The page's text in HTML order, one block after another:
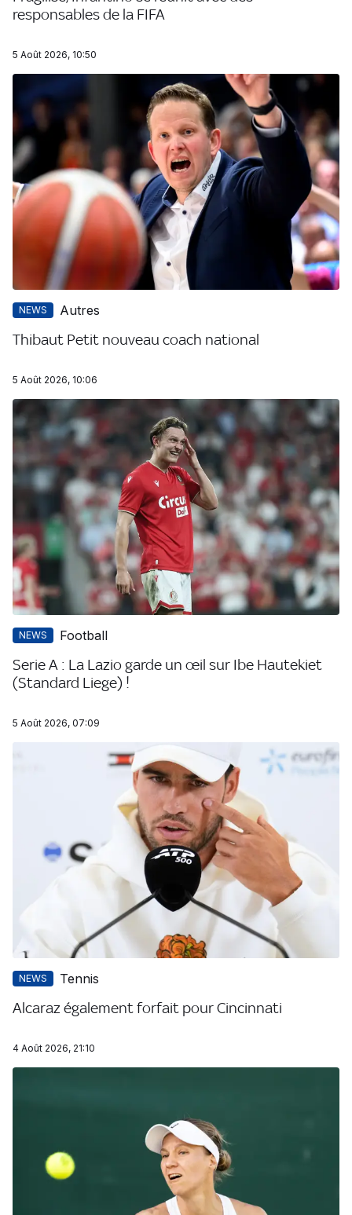
responsables de la FIFA
5 Août 2026, 10:50
NEWS Autres
Thibaut Petit nouveau coach national
5 Août 2026, 10:06
NEWS Football
Serie A : La Lazio garde un œil sur Ibe Hautekiet
(Standard Liege) !
5 Août 2026, 07:09
NEWS Tennis
Alcaraz également forfait pour Cincinnati
4 Août 2026, 21:10